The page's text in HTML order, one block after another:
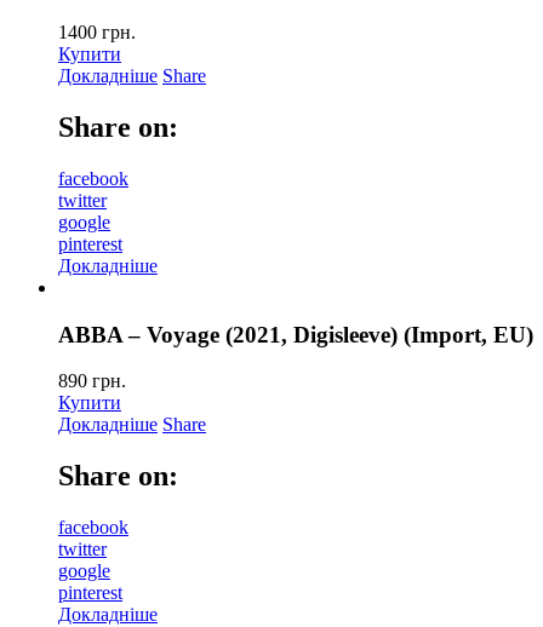
1400 грн.
Купити
Докладніше Share
Share on:
facebook
twitter
google
pinterest
Докладніше
ABBA – Voyage (2021, Digisleeve) (Import, EU)
890 грн.
Купити
Докладніше Share
Share on:
facebook
twitter
google
pinterest
Докладніше